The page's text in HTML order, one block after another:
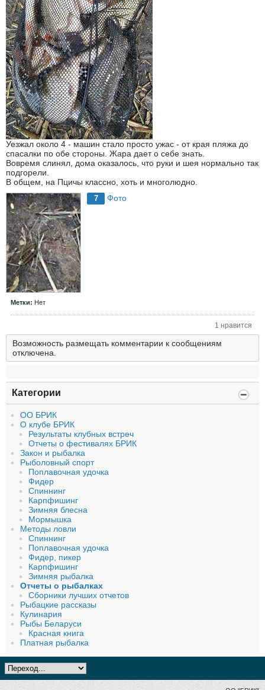
Уезжал около 4 - машин стало просто ужас - от края пляжа до
спасалки по обе стороны. Жара дает о себе знать.
Вовремя слинял, дома оказалось, что руки и шея нормально так
подгорели.
В общем, на Пцичы классно, хоть и многолюдно.
7 Фото
Метки: Нет
1 нравится
Возможность размещать комментарии к сообщениям
отключена.
Категории
ОО БРИК
О клубе БРИК
Результаты клубных встреч
Отчеты о фестивалях БРИК
Закон и рыбалка
Рыболовный спорт
Поплавочная удочка
Фидер
Спиннинг
Карпфишинг
Зимняя блесна
Мормышка
Методы ловли
Спиннинг
Поплавочная удочка
Фидер, пикер
Карпфишинг
Зимняя рыбалка
Отчеты о рыбалках
Сборники лучших отчетов
Рыбацкие рассказы
Кулинария
Рыбы Беларуси
Красная книга
Платная рыбалка